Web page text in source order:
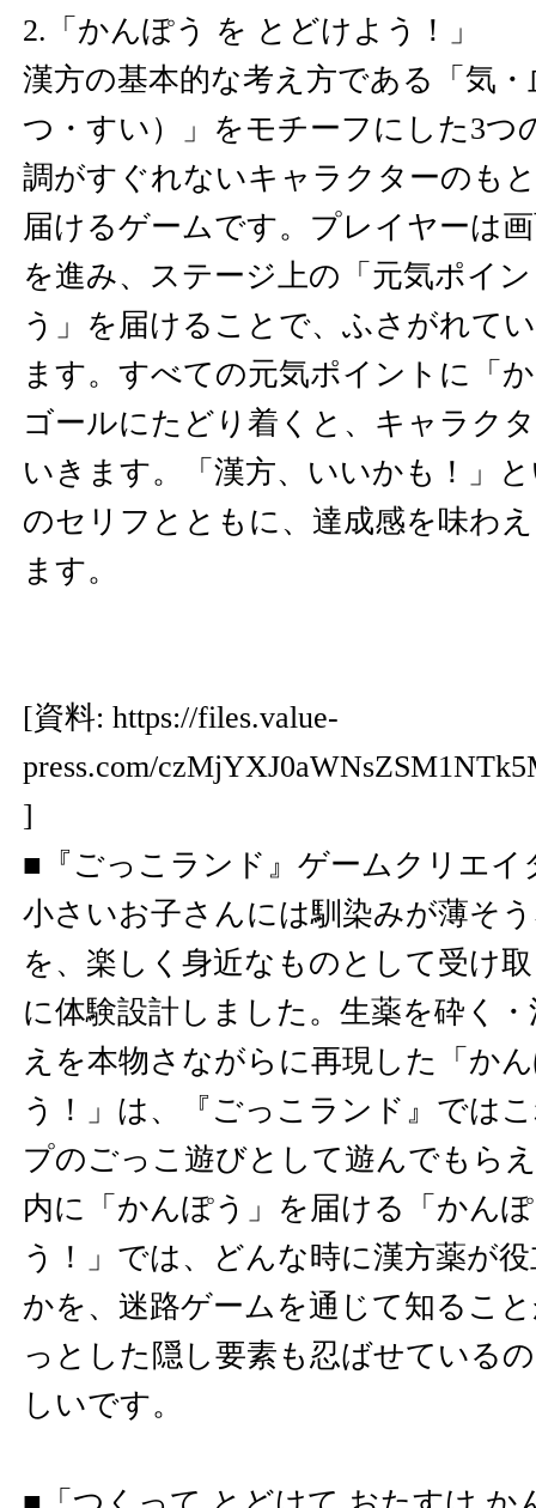
2.「かんぽう を とどけよう！」
漢方の基本的な考え方である「気
つ・すい）」をモチーフにした3つ
調がすぐれないキャラクターのも
届けるゲームです。プレイヤーは
を進み、ステージ上の「元気ポイ
う」を届けることで、ふさがれて
ます。すべての元気ポイントに「
ゴールにたどり着くと、キャラク
いきます。「漢方、いいかも！」
のセリフとともに、達成感を味わ
ます。
[資料: https://files.value-
press.com/
]
■『ごっこランド』ゲームクリエイ
小さいお子さんには馴染みが薄そ
を、楽しく身近なものとして受け
に体験設計しました。生薬を砕く
えを本物さながらに再現した「か
う！」は、『ごっこランド』では
プのごっこ遊びとして遊んでもら
内に「かんぽう」を届ける「かん
う！」では、どんな時に漢方薬が
かを、迷路ゲームを通じて知るこ
っとした隠し要素も忍ばせている
しいです。